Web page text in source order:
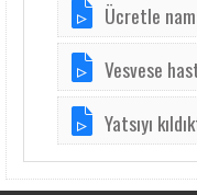
Ücretle
Vesvese
Yatsıyı